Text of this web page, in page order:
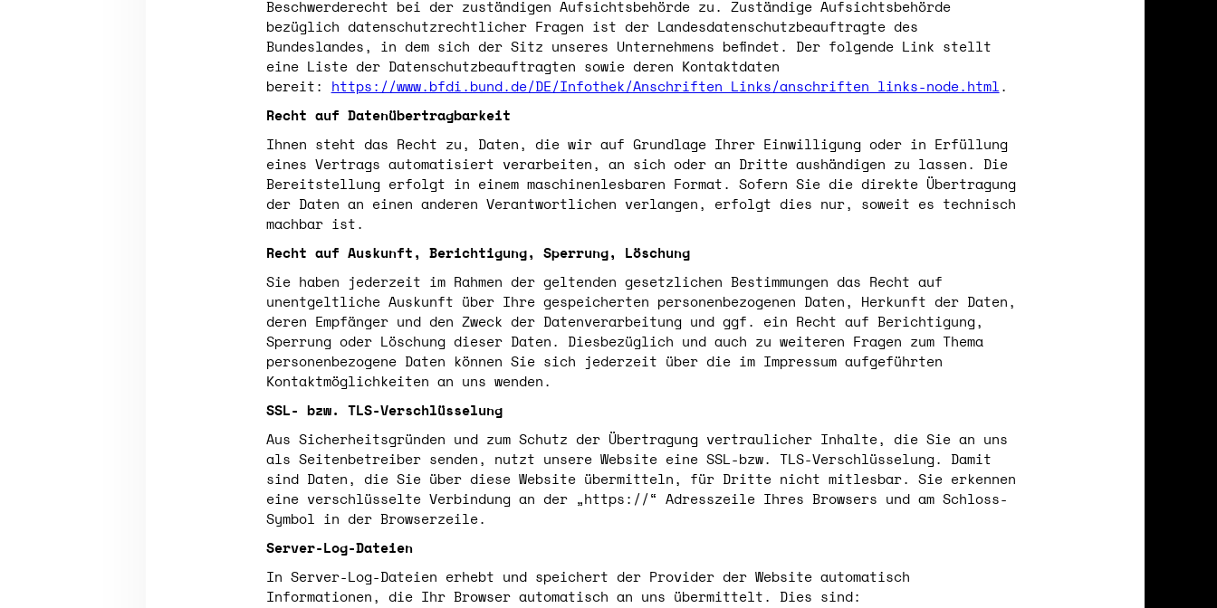
Beschwerderecht bei der zuständigen Aufsichtsbehörde zu. Zuständige Aufsichtsbehörde
bezüglich datenschutzrechtlicher Fragen ist der Landesdatenschutzbeauftragte des
Bundeslandes, in dem sich der Sitz unseres Unternehmens befindet. Der folgende Link stellt
eine Liste der Datenschutzbeauftragten sowie deren Kontaktdaten
bereit:
https://www.bfdi.bund.de/DE/Infothek/Anschriften_Links/anschriften_links-node.html .
Recht auf Datenübertragbarkeit
Ihnen steht das Recht zu, Daten, die wir auf Grundlage Ihrer Einwilligung oder in Erfüllung
eines Vertrags automatisiert verarbeiten, an sich oder an Dritte aushändigen zu lassen. Die
Bereitstellung erfolgt in einem maschinenlesbaren Format. Sofern Sie die direkte Übertragung
der Daten an einen anderen Verantwortlichen verlangen, erfolgt dies nur, soweit es technisch
machbar ist.
Recht auf Auskunft, Berichtigung, Sperrung, Löschung
Sie haben jederzeit im Rahmen der geltenden gesetzlichen Bestimmungen das Recht auf
unentgeltliche Auskunft über Ihre gespeicherten personenbezogenen Daten, Herkunft der Daten,
deren Empfänger und den Zweck der Datenverarbeitung und ggf. ein Recht auf Berichtigung,
Sperrung oder Löschung dieser Daten. Diesbezüglich und auch zu weiteren Fragen zum Thema
personenbezogene Daten können Sie sich jederzeit über die im Impressum aufgeführten
Kontaktmöglichkeiten an uns wenden.
SSL- bzw. TLS-Verschlüsselung
Aus Sicherheitsgründen und zum Schutz der Übertragung vertraulicher Inhalte, die Sie an uns
als Seitenbetreiber senden, nutzt unsere Website eine SSL-bzw. TLS-Verschlüsselung. Damit
sind Daten, die Sie über diese Website übermitteln, für Dritte nicht mitlesbar. Sie erkennen
eine verschlüsselte Verbindung an der „https://“ Adresszeile Ihres Browsers und am Schloss-
Symbol in der Browserzeile.
Server-Log-Dateien
In Server-Log-Dateien erhebt und speichert der Provider der Website automatisch
Informationen, die Ihr Browser automatisch an uns übermittelt. Dies sind: